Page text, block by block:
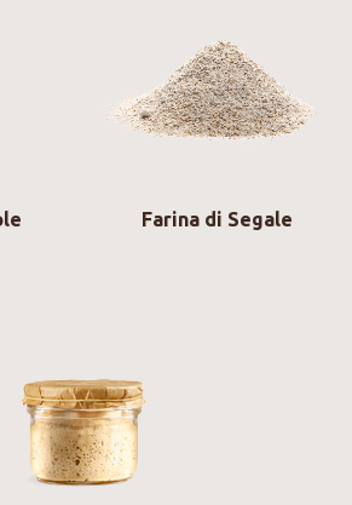
Farina di Segale